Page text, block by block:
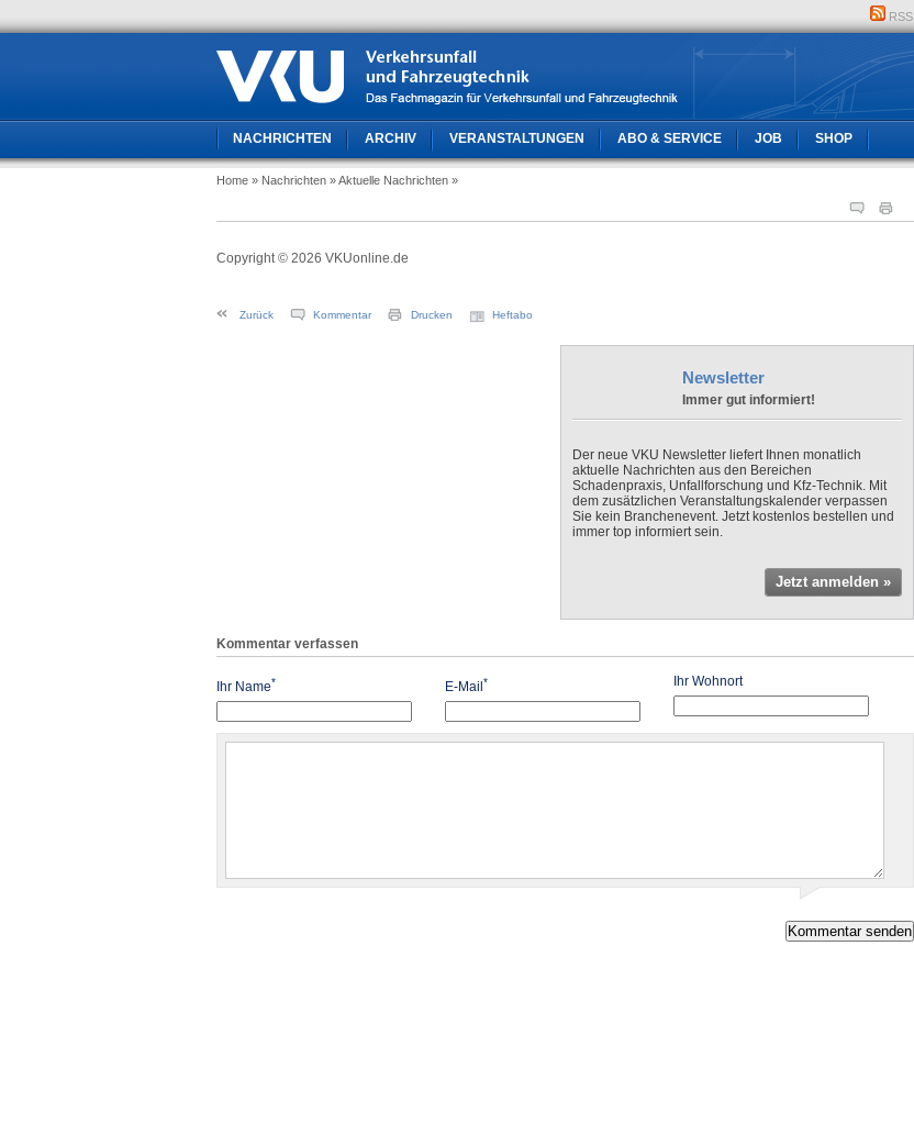
RSS
NACHRICHTEN ARCHIV VERANSTALTUNGEN ABO & SERVICE JOB SHOP
Home » Nachrichten » Aktuelle Nachrichten »
Copyright © 2026 VKUonline.de
Zurück Kommentar Drucken Heftabo
Newsletter
Immer gut informiert!
Der neue VKU Newsletter liefert Ihnen monatlich
aktuelle Nachrichten aus den Bereichen
Schadenpraxis, Unfallforschung und Kfz-Technik. Mit
dem zusätzlichen Veranstaltungskalender verpassen
Sie kein Branchenevent. Jetzt kostenlos bestellen und
immer top informiert sein.
Jetzt anmelden »
Kommentar verfassen
Ihr Name* E-Mail * Ihr Wohnort